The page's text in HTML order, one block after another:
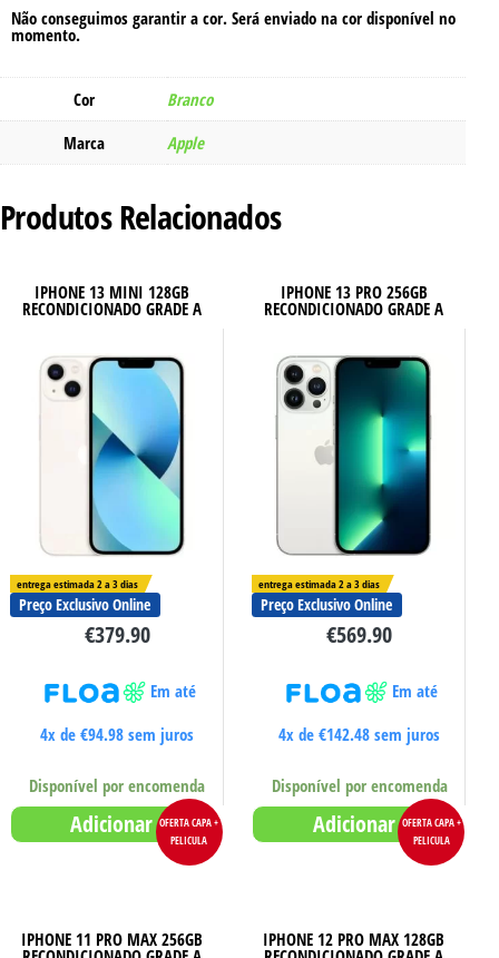
Não conseguimos garantir a cor. Será enviado na cor disponível no
momento.
Cor
Branco
Marca
Apple
Produtos Relacionados
IPHONE 13 MINI 128GB
RECONDICIONADO GRADE A
OFERTA CAPA +
PELICULA
entrega estimada 2 a 3 dias
Preço Exclusivo Online
€379.90
Em até
4x de€94.98 sem juros
Disponível por encomenda
Adicionar
IPHONE 13 PRO 256GB
RECONDICIONADO GRADE A
OFERTA CAPA +
PELICULA
entrega estimada 2 a 3 dias
Preço Exclusivo Online
€569.90
Em até
4x de€142.48 sem juros
Disponível por encomenda
Adicionar
IPHONE 11 PRO MAX 256GB IPHONE 12 PRO MAX 128GB